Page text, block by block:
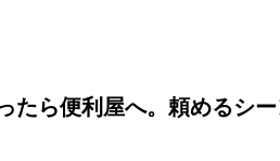
めるシーン7選と費用目安
たら便利屋へ。頼めるシー